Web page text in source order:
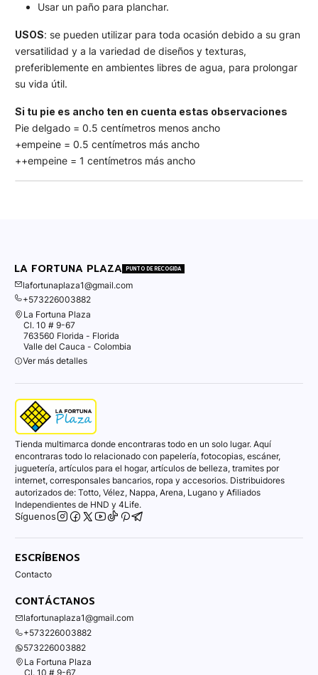
Usar un paño para planchar.
USOS: se pueden utilizar para toda ocasión debido a su gran
versatilidad y a la variedad de diseños y texturas,
preferiblemente en ambientes libres de agua, para prolongar
su vida útil.
Si tu pie es ancho ten en cuenta estas observaciones
Pie delgado = 0.5 centímetros menos ancho
+empeine = 0.5 centímetros más ancho
++empeine = 1 centímetros más ancho
LA FORTUNA PLAZA PUNTO DE RECOGIDA
lafortunaplaza1@gmail.com
+573226003882
La Fortuna Plaza
Cl. 10 # 9-67
763560 Florida - Florida
Valle del Cauca - Colombia
Ver más detalles
Tienda multimarca donde encontraras todo en un solo lugar. Aquí
encontraras todo lo relacionado con papelería, fotocopias, escáner,
juguetería, artículos para el hogar, artículos de belleza, tramites por
internet, corresponsales bancarios, ropa y accesorios. Distribuidores
autorizados de: Totto, Vélez, Nappa, Arena, Lugano y Afiliados
Independientes de HND y 4Life.
Síguenos
ESCRÍBENOS
Contacto
CONTÁCTANOS
lafortunaplaza1@gmail.com
+573226003882
573226003882
La Fortuna Plaza
Cl. 10 # 9-67